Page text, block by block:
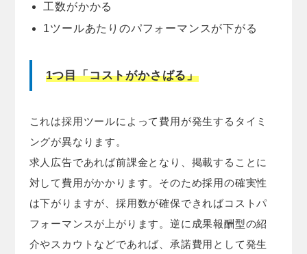
工数がかかる
1ツールあたりのパフォーマンスが下がる
1つ目「コストがかさばる」
これは採用ツールによって費用が発生するタイミ
ングが異なります。
求人広告であれば前課金となり、掲載することに
対して費用がかかります。そのため採用の確実性
は下がりますが、採用数が確保できればコストパ
フォーマンスが上がります。逆に成果報酬型の紹
介やスカウトなどであれば、承諾費用として発生